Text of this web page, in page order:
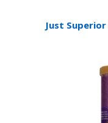
Just